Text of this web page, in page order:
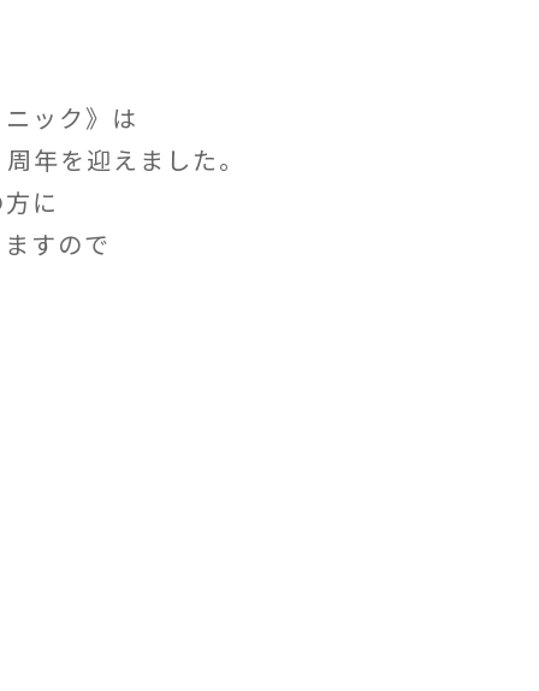
ック》は
年を迎えました。
に
すので